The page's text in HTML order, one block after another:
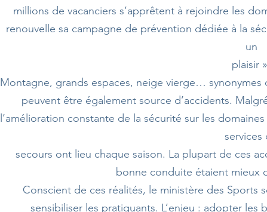
millions de vacanciers s’apprêtent à rejoindre les
renouvelle sa campagne de prévention dédiée à la
un
plaisir
Montagne, grands espaces, neige vierge…
peuvent être également source d’accidents.
l’amélioration constante de la sécurité sur les
services
secours ont lieu chaque saison. La plupart de ces
bonne conduite étaient mieux
Conscient de ces réalités, le ministère des Sports
sensibiliser les pratiquants. L’enjeu : adopter